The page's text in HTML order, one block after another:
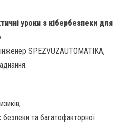
уроки з кібербезпеки для
SPEZVUZAUTOMATIKA,
безпеки та багатофакторної